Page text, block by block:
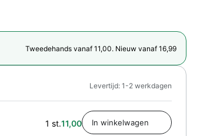
Tweedehands vanaf 11,00. Nieuw vanaf 16,99
1 st.11,00
Levertijd: 1-2 werkdagen